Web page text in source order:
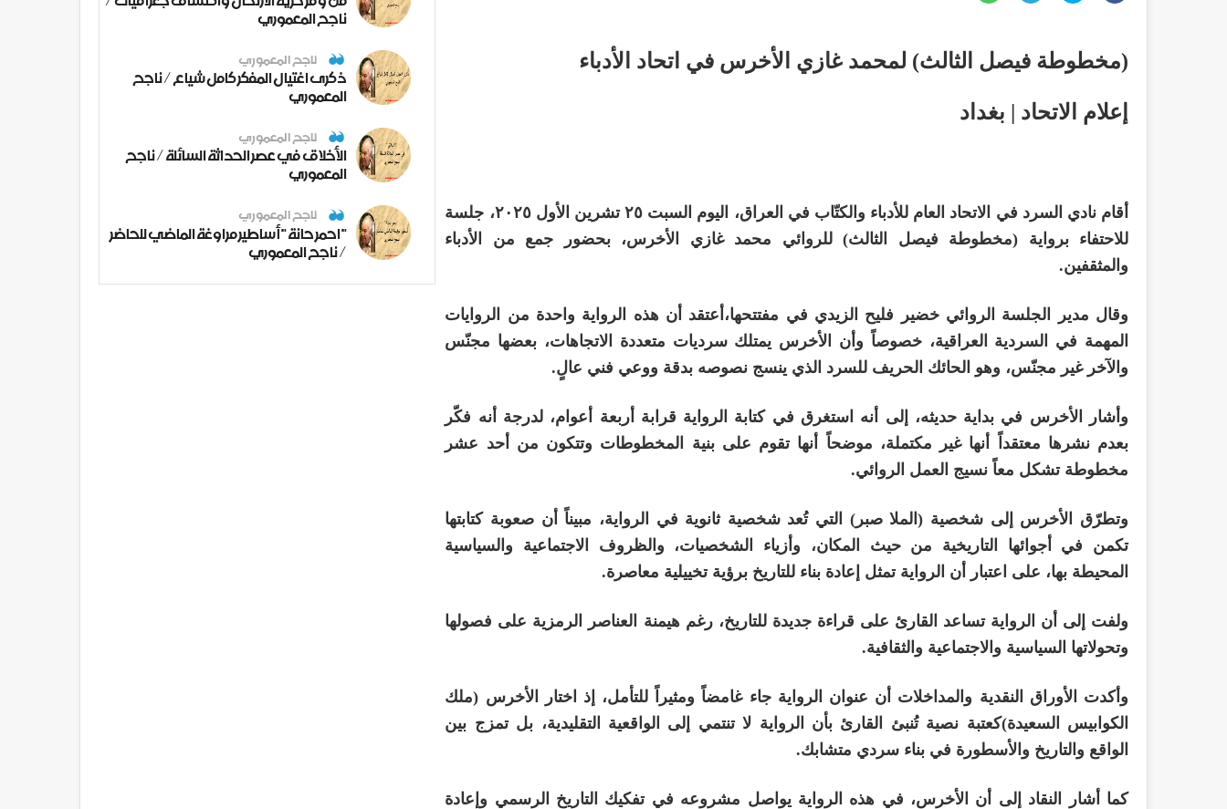
(مخطوطة فيصل الثالث) لمحمد غازي الأخرس في اتحاد الأدباء
إعلام الاتحاد | بغداد
أقام نادي السرد في الاتحاد العام للأدباء والكتّاب في العراق، اليوم السبت ٢٥ تشرين الأول ٢٠٢٥، جلسة
للاحتفاء برواية (مخطوطة فيصل الثالث) للروائي محمد غازي الأخرس، بحضور جمع من الأدباء
والمثقفين.
وقال مدير الجلسة الروائي خضير فليح الزيدي في مفتتحها،أعتقد أن هذه الرواية واحدة من الروايات
المهمة في السردية العراقية، خصوصاً وأن الأخرس يمتلك سرديات متعددة الاتجاهات، بعضها مجنّس
والآخر غير مجنّس، وهو الحائك الحريف للسرد الذي ينسج نصوصه بدقة ووعي فني عالٍ.
وأشار الأخرس في بداية حديثه، إلى أنه استغرق في كتابة الرواية قرابة أربعة أعوام، لدرجة أنه فكّر
بعدم نشرها معتقداً أنها غير مكتملة، موضحاً أنها تقوم على بنية المخطوطات وتتكون من أحد عشر
مخطوطة تشكل معاً نسيج العمل الروائي.
وتطرّق الأخرس إلى شخصية (الملا صبر) التي تُعد شخصية ثانوية في الرواية، مبيناً أن صعوبة كتابتها
تكمن في أجوائها التاريخية من حيث المكان، وأزياء الشخصيات، والظروف الاجتماعية والسياسية
المحيطة بها، على اعتبار أن الرواية تمثل إعادة بناء للتاريخ برؤية تخييلية معاصرة.
ولفت إلى أن الرواية تساعد القارئ على قراءة جديدة للتاريخ، رغم هيمنة العناصر الرمزية على فصولها
وتحولاتها السياسية والاجتماعية والثقافية.
وأكدت الأوراق النقدية والمداخلات أن عنوان الرواية جاء غامضاً ومثيراً للتأمل، إذ اختار الأخرس (ملك
الكوابيس السعيدة)كعتبة نصية تُنبئ القارئ بأن الرواية لا تنتمي إلى الواقعية التقليدية، بل تمزج بين
الواقع والتاريخ والأسطورة في بناء سردي متشابك.
كما أشار النقاد إلى أن الأخرس، في هذه الرواية يواصل مشروعه في تفكيك التاريخ الرسمي وإعادة
ناجح المعموري
ناجح المعموري
ذكرى اغتيال المفكر كامل شياع / ناجح
المعموري
ناجح المعموري
الأخلاق في عصر الحداثة السائلة / ناجح
المعموري
ناجح المعموري
" احمر حانة " أساطير مراوغة الماضي للحاضر
/ ناجح المعموري